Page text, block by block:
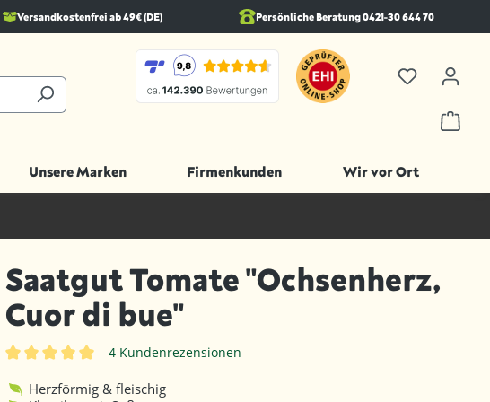
Versandkostenfrei ab 49€ (DE) Persönliche Beratung 0421-30 644 70
Unsere Marken Firmenkunden Wir vor Ort
Saatgut Tomate "Ochsenherz,
Cuor di bue"
4 Kundenrezensionen
Herzförmig & fleischig